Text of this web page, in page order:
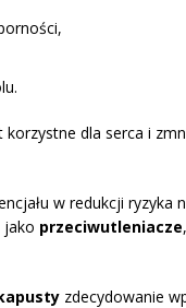
dla serca i
w redukcji ryzyka
jako przeciwutleniacze
zdecydowanie